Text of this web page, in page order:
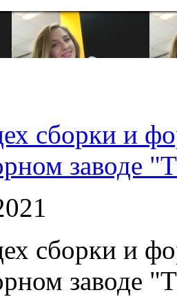
сборки и
заводе
сборки и
заводе